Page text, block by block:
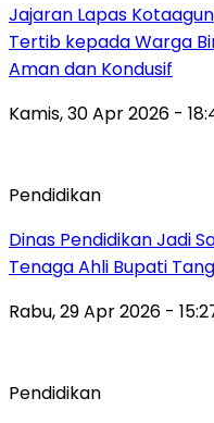
Jajaran Lapas
Tertib kepada Warga
Aman dan Kondusif
Kamis, 30 Apr 2026 -
Pendidikan
Dinas Pendidikan Jadi
Tenaga Ahli Bupati
Rabu, 29 Apr 2026 -
Pendidikan